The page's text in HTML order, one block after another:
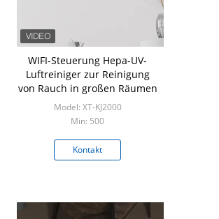
WIFI-Steuerung Hepa-UV-
Luftreiniger zur Reinigung
von Rauch in großen Räumen
Model: XT-KJ2000
Min: 500
Kontakt